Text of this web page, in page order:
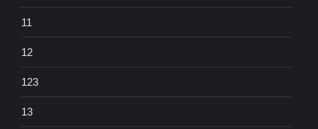
11
12
123
13